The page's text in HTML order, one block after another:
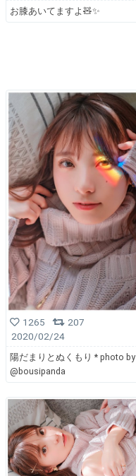
お膝あいてますよ🧸✨
1265
207
2020/02/24
陽だまりとぬくもり * photo by
@bousipanda